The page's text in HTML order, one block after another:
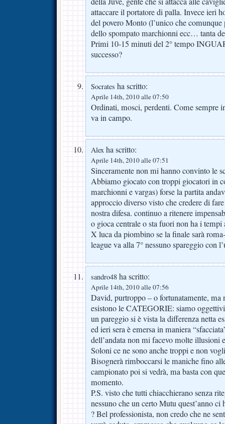
attaccare il portatore di palla. Invece ieri
del povero Monto (l’unico che
dello spompato marchionni ecc… tanta
Primi 10-15 minuti del 2° tempo
successo?
Socrates ha scritto:
Aprile 14th, 2010 alle 07:50
Ordinati, mosci, perdenti. Come sempre
va in campo.
Alex ha scritto:
Aprile 14th, 2010 alle 07:51
Sinceramente non mi hanno convinto le
Abbiamo giocato con troppi giocatori in
marchionni e vargas) forse la partita
approccio diverso visto che credere di
nostra difesa. continuo a ritenere
o gioca centrale o sta fuori non ha i
X luca da piombino se la finale sarà
league va alla 7° nessuno spareggio con
sandro48 ha scritto:
Aprile 14th, 2010 alle 07:56
David, purtroppo – o fortunatamente, ma
esistono le CATEGORIE: siamo
un pareggio si è vista la differenza netta
ed ieri sera è emersa in maniera
dell’andata non mi facevo molte
Soloni ce ne sono anche troppi e non
Bisognerà rimboccarsi le maniche fino
campionato poi si vedrà, ma basta con
momento.
P.S. visto che tutti chiacchierano senza
nessuno che un certo Mutu quest’anno
? Bel professionista, non credo che ne